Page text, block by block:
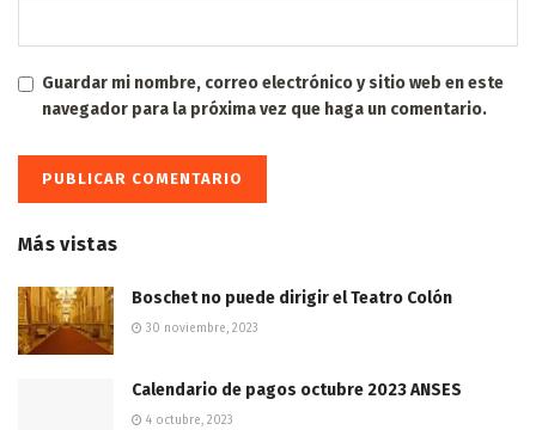
Guardar mi nombre, correo electrónico y sitio web en este
navegador para la próxima vez que haga un comentario.
Más vistas
Boschet no puede dirigir el Teatro Colón
30 noviembre, 2023
Calendario de pagos octubre 2023 ANSES
4 octubre, 2023